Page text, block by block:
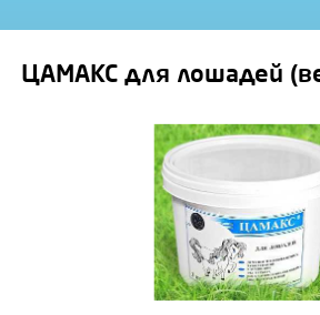
ЦАМАКС для лошадей